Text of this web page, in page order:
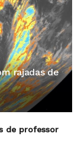
rajadas de
de professor